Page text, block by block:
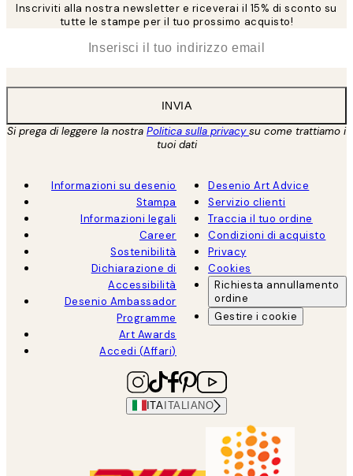
Inscriviti alla nostra newsletter e riceverai il 15% di sconto su
tutte le stampe per il tuo prossimo acquisto!
INVIA
Si prega di leggere la nostra Politica sulla privacysu come trattiamo i
tuoi dati
Informazioni su desenio
Stampa
Informazioni legali
Career
Sostenibilità
Dichiarazione di
Accessibilità
Desenio Ambassador
Programme
Art Awards
Accedi (Affari)
Desenio Art Advice
Servizio clienti
Traccia il tuo ordine
Condizioni di acquisto
Privacy
Cookies
Richiesta annullamento
ordine
Gestire i cookie
ITA ITALIANO